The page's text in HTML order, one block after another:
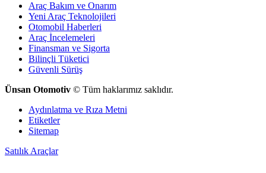
Araç Bakım ve Onarım
Yeni Araç Teknolojileri
Otomobil Haberleri
Araç İncelemeleri
Finansman ve Sigorta
Bilinçli Tüketici
Güvenli Sürüş
Ünsan Otomotiv © Tüm haklarımız saklıdır.
Aydınlatma ve Rıza Metni
Etiketler
Sitemap
Satılık Araçlar